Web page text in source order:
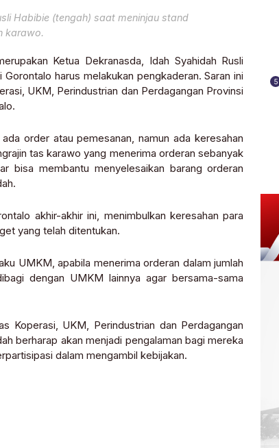
Habibie (tengah) saat meninjau stand
karawo.
Ketua Dekranasda, Idah Syahidah Rusli
harus melakukan pengkaderan. Saran ini
UKM, Perindustrian dan Perdagangan Provinsi
order atau pemesanan, namun ada keresahan
tas karawo yang menerima orderan sebanyak
bisa membantu menyelesaikan barang orderan
akhir-akhir ini, menimbulkan keresahan para
yang telah ditentukan.
UMKM, apabila menerima orderan dalam jumlah
dengan UMKM lainnya agar bersama-sama
Koperasi, UKM, Perindustrian dan Perdagangan
berharap akan menjadi pengalaman bagi mereka
dalam mengambil kebijakan.
5